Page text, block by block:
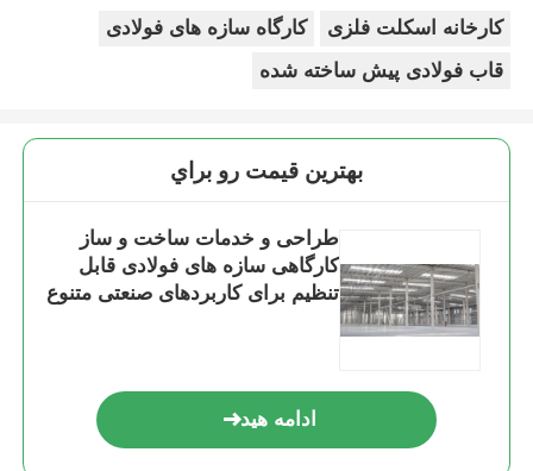
کارخانه اسکلت فلزی
کارگاه سازه های فولادی
قاب فولادی پیش ساخته شده
بهترين قيمت رو براي
طراحی و خدمات ساخت و ساز
کارگاهی سازه های فولادی قابل
تنظیم برای کاربردهای صنعتی متنوع
ادامه هید